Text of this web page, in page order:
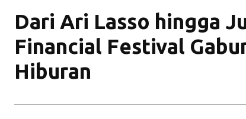
Dari Ari Lasso hingga
Financial Festival
Hiburan